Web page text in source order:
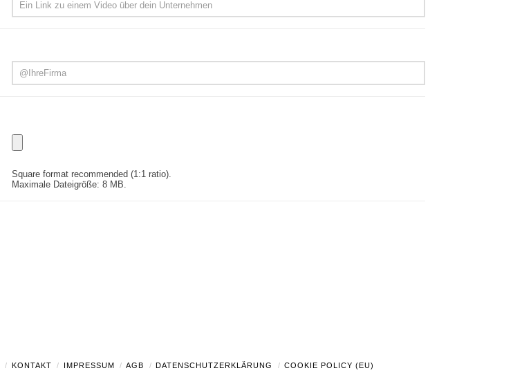
Square format recommended (1:1 ratio).
Maximale Dateigröße: 8 MB.
KONTAKT IMPRESSUM AGB DATENSCHUTZERKLÄRUNG COOKIE POLICY (EU)